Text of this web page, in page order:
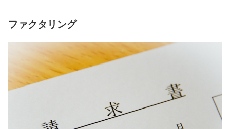
ファクタリング